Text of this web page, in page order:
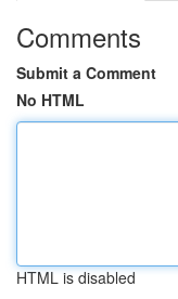
Comments
Submit a Comment
No HTML
HTML is disabled